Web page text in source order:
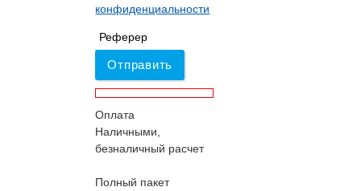
конфиденциальности
Реферер
Отправить
Оплата
Наличными,
безналичный расчет
Полный пакет